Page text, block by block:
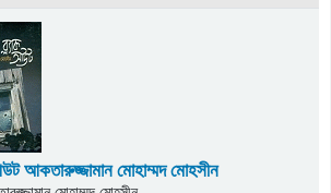
আকতারুজ্জামান মোহাম্মদ মোহসীন